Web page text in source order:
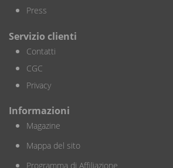
Press
Servizio clienti
Contatti
CGC
Privacy
Informazioni
Magazine
Mappa del sito
Programma di Affiliazione